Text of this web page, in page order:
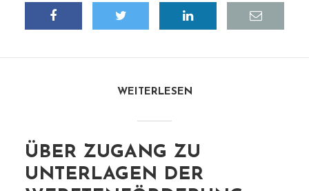
WEITERLESEN
ÜBER ZUGANG ZU
UNTERLAGEN DER